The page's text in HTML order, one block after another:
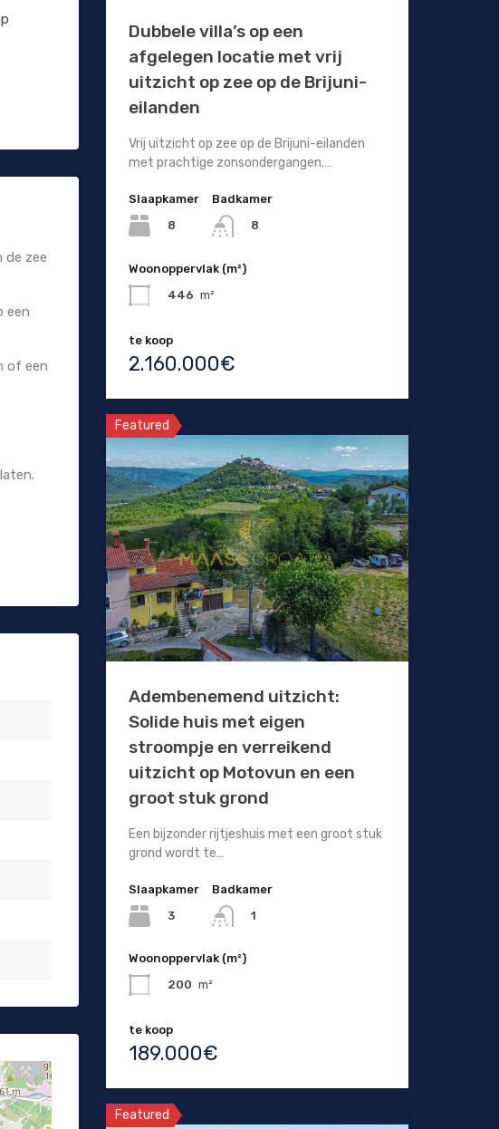
de zee
een
of een
Dubbele villa’s op een
afgelegen locatie met vrij
uitzicht op zee op de Brijuni-
eilanden
Vrij uitzicht op zee op de Brijuni-eilanden
met prachtige zonsondergangen.…
Slaapkamer
8
Badkamer
8
Woonoppervlak (m²)
446 m²
te koop
2.160.000€
Featured
Adembenemend uitzicht:
Solide huis met eigen
stroompje en verreikend
uitzicht op Motovun en een
groot stuk grond
Een bijzonder rijtjeshuis met een groot stuk
grond wordt te…
Slaapkamer
3
Badkamer
1
Woonoppervlak (m²)
200 m²
te koop
189.000€
Featured